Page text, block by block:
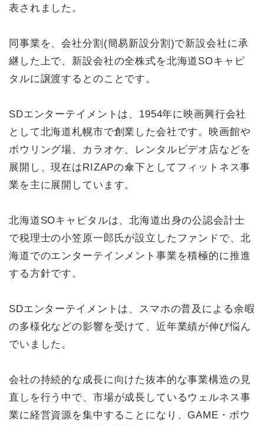
表されました。
同事業を、会社分割(簡易新設分割)で新設会社に承
継した上で、新設会社の全株式を北海道SOキャピ
タルに譲渡するとのことです。
SDエンターテイメントは、1954年に映画興行会社
として北海道札幌市で創業した会社です。映画館や
ボウリング場、カラオケ、レンタルビデオ店などを
展開し、現在はRIZAPの傘下としてフィットネス事
業を主に展開しています。
北海道SOキャピタルは、北海道出身の公認会計士
で税理士の小笠原一郎氏が設立したファンドで、北
海道でのエンターテインメント事業を積極的に推進
する方針です。
SDエンターテイメントは、スマホの普及による余暇
の多様化などの影響を受けて、近年業績が伸び悩ん
でいました。
会社の持続的な成長に向けた抜本的な事業構造の見
直しを行う中で、市場が成長しているウェルネス事
業に経営資源を集中することになり、GAME・ボウ